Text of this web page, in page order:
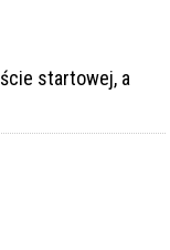
startowej, a